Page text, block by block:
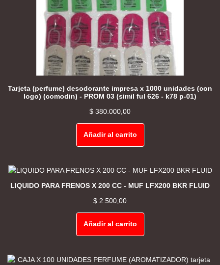
Tarjeta (perfume) desodorante impresa x 1000 unidades (con
logo) (comodin) - PROM 03 (simil ful 626 - k78 p-01)
$ 380.000,00
Añadir al carrito
LIQUIDO PARA FRENOS X 200 CC - MUF LFX200 BKR FLUID
$ 2.500,00
Añadir al carrito